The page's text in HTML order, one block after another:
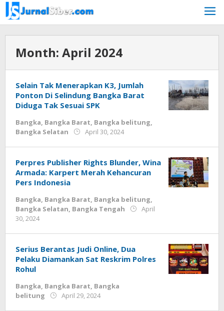
Skip
to
content
Month: April 2024
Selain Tak Menerapkan K3, Jumlah
Ponton Di Selindung Bangka Barat
Diduga Tak Sesuai SPK
Bangka, Bangka Barat, Bangka belitung,
Bangka Selatan
April 30, 2024
Perpres Publisher Rights Blunder, Wina
Armada: Karpert Merah Kehancuran
Pers Indonesia
Bangka, Bangka Barat, Bangka belitung,
Bangka Selatan, Bangka Tengah
April
30, 2024
Serius Berantas Judi Online, Dua
Pelaku Diamankan Sat Reskrim Polres
Rohul
Bangka, Bangka Barat, Bangka
belitung
April 29, 2024